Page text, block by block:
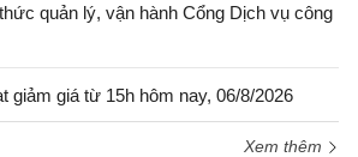
quản lý, vận hành Cổng Dịch vụ công
giảm giá từ 15h hôm nay, 06/8/2026
Xem thêm